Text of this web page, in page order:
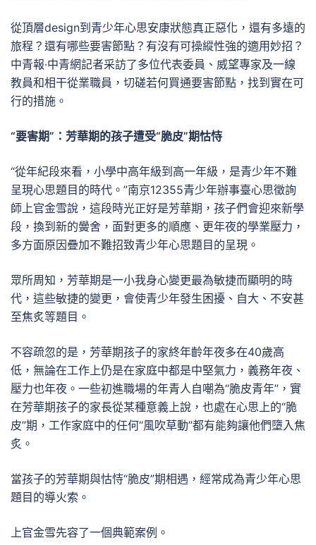
從頂層design到青少年心思安康狀態真正惡化，還有多遠的
旅程？還有哪些要害節點？有沒有可操縱性強的適用妙招？
中青報·中青網記者采訪了多位代表委員、威望專家及一線
教員和相干從業職員，切磋若何買通要害節點，找到實在可
行的措施。
“要害期”：芳華期的孩子遭受“脆皮”期怙恃
“從年紀段來看，小學中高年級到高一年級，是青少年不難
呈現心思題目的時代。”南京12355青少年辦事臺心思徵詢
師上官金雪說，這段時光正好是芳華期，孩子們會迎來新學
段，換到新的黌舍，面對更多的順應、更年夜的學業壓力，
多方面原因疊加不難招致青少年心思題目的呈現。
眾所周知，芳華期是一小我身心變更最為敏捷而顯明的時
代，這些敏捷的變更，會使青少年發生困擾、自大、不安甚
至焦炙等題目。
不容疏忽的是，芳華期孩子的家終年齡年夜多在40歲高
低，無論在工作上仍是在家庭中都是中堅氣力，義務年夜、
壓力也年夜。一些初進職場的年青人自嘲為“脆皮青年”，實
在芳華期孩子的家長從某種意義上說，也處在心思上的“脆
皮”期，工作家庭中的任何“風吹草動”都有能夠讓他們墮入焦
炙。
當孩子的芳華期與怙恃“脆皮”期相遇，經常成為青少年心思
題目的導火索。
上官金雪先容了一個典範案例。